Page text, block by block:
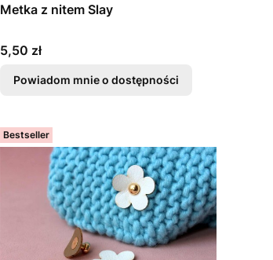
Metka z nitem Slay
Cena
5,50 zł
Powiadom mnie o dostępności
Bestseller